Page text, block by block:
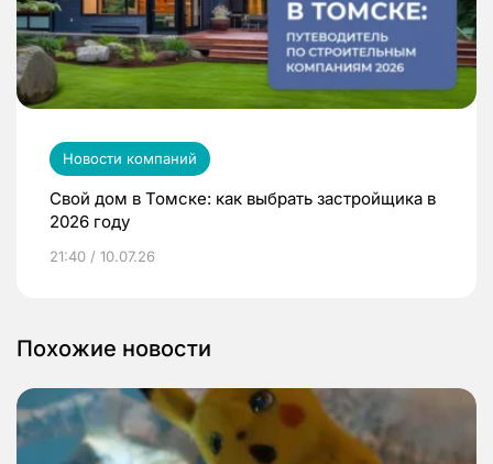
Новости компаний
Свой дом в Томске: как выбрать застройщика в
2026 году
21:40 / 10.07.26
Похожие новости